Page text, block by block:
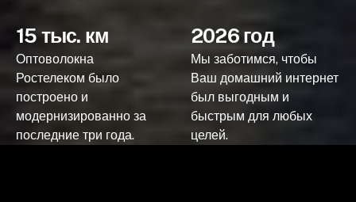
15 тыс. км
Оптоволокна
Ростелеком было
построено и
модернизированно за
последние три года.
2026 год
Мы заботимся, чтобы
Ваш домашний интернет
был выгодным и
быстрым для любых
целей.